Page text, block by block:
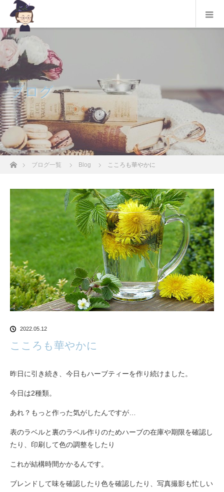
ブログ
ホームブログ一覧 Blog こころも華やかに
2022.05.12
こころも華やかに
昨日に引き続き、今日もハーブティーを作り続けました。
今日は2種類。
あれ？もっと作った気がしたんですが…
表のラベルと裏のラベル作りのためハーブの在庫や期限を確認し
たり、印刷して色の調整をしたり
これが結構時間かかるんです。
ブレンドして味を確認したり色を確認したり、写真撮影も忙しい